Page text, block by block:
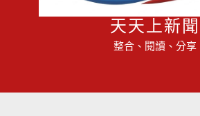
天天上新聞
整合、閱讀、分享